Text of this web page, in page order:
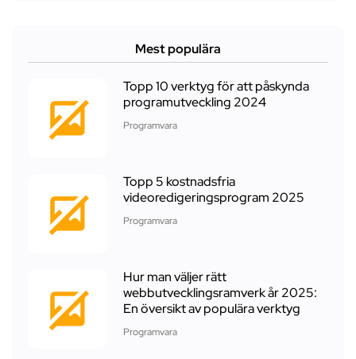
Mest populära
Topp 10 verktyg för att påskynda
programutveckling 2024
Programvara
Topp 5 kostnadsfria
videoredigeringsprogram 2025
Programvara
Hur man väljer rätt
webbutvecklingsramverk år 2025:
En översikt av populära verktyg
Programvara